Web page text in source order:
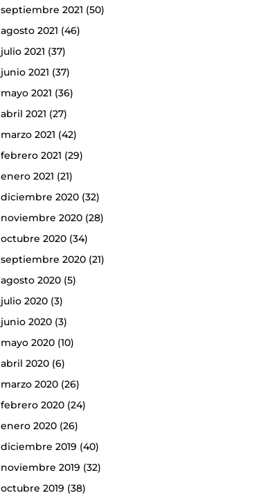
septiembre 2021 (50)
agosto 2021 (46)
julio 2021 (37)
junio 2021 (37)
mayo 2021 (36)
abril 2021 (27)
marzo 2021 (42)
febrero 2021 (29)
enero 2021 (21)
diciembre 2020(32)
noviembre 2020(28)
octubre 2020(34)
septiembre 2020(21)
agosto 2020(5)
julio 2020(3)
junio 2020(3)
mayo 2020(10)
abril 2020(6)
marzo 2020(26)
febrero 2020(24)
enero 2020(26)
diciembre 2019 (40)
noviembre 2019 (32)
octubre 2019 (38)